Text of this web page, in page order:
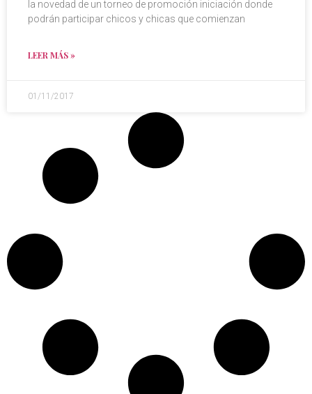
la novedad de un torneo de promoción iniciación donde
podrán participar chicos y chicas que comienzan
LEER MÁS »
01/11/2017